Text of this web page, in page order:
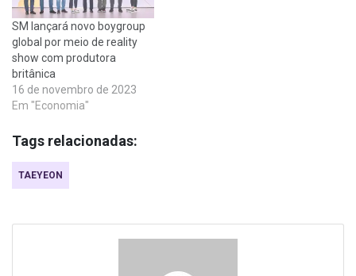
SM lançará novo boygroup
global por meio de reality
show com produtora
britânica
16 de novembro de 2023
Em "Economia"
Tags relacionadas:
TAEYEON